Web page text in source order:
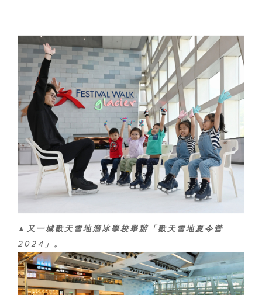
▲又一城歡天雪地溜冰學校舉辦「歡天雪地夏令營
2024」。